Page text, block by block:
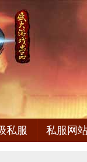
私服 私服网